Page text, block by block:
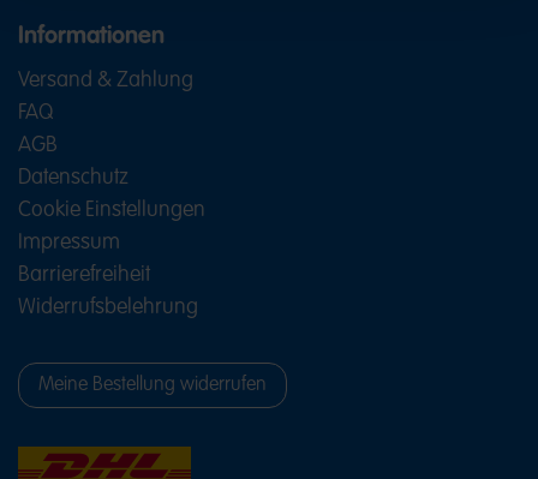
Informationen
Versand & Zahlung
FAQ
AGB
Datenschutz
Cookie Einstellungen
Impressum
Barrierefreiheit
Widerrufsbelehrung
Meine Bestellung widerrufen